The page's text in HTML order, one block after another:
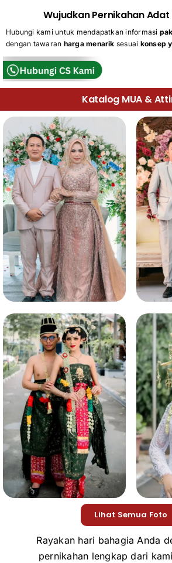
Wujudkan Pernikahan
Hubungi kami untuk mendapatkan informasi
dengan tawaran harga menarik sesuai konsep
Katalog MUA &
Lihat Semua Foto
Rayakan hari bahagia Anda
pernikahan lengkap dari